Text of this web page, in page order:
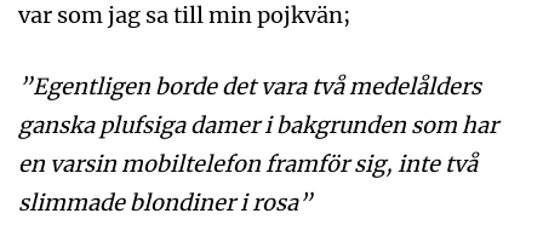
var som jag sa till min pojkvän;
”Egentligen borde det vara två medelålders
ganska plufsiga damer i bakgrunden som har
en varsin mobiltelefon framför sig, inte två
slimmade blondiner i rosa”